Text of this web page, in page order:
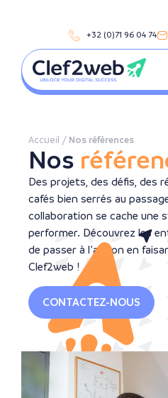
+32 (0)71 96 04 74
Nos
Des projets, des défis, des
cafés bien serrés au
collaboration se cache une
performer. Découvrez les
de passer à l’action en
Clef2web !
Accueil / Nos références
CONTACTEZ-NOUS